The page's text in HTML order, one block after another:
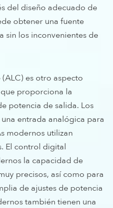
del diseño adecuado de
obtener una fuente
sin los inconvenientes de
es otro aspecto
proporciona la
potencia de salida. Los
entrada analógica para
modernos utilizan
El control digital
la capacidad de
precisos, así como para
de ajustes de potencia
también tienen una